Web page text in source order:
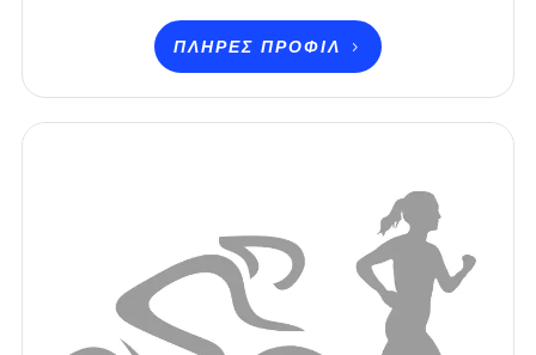
ΠΛΉΡΕΣ ΠΡΟΦΊΛ